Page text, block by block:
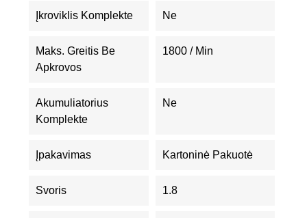
Įkroviklis Komplekte Ne
Maks. Greitis Be
Apkrovos
1800 / Min
Akumuliatorius
Komplekte
Ne
Įpakavimas Kartoninė Pakuotė
Svoris 1.8